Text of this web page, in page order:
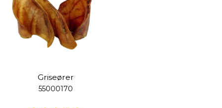
Griseører
55000170